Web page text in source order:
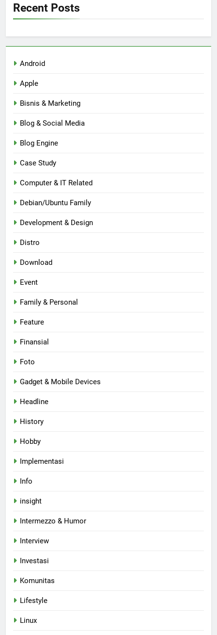
Recent Posts
Android
Apple
Bisnis & Marketing
Blog & Social Media
Blog Engine
Case Study
Computer & IT Related
Debian/Ubuntu Family
Development & Design
Distro
Download
Event
Family & Personal
Feature
Finansial
Foto
Gadget & Mobile Devices
Headline
History
Hobby
Implementasi
Info
insight
Intermezzo & Humor
Interview
Investasi
Komunitas
Lifestyle
Linux